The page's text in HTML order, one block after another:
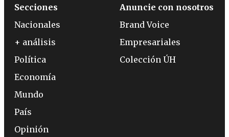
Secciones
Nacionales
+ análisis
Política
Economía
Mundo
País
Opinión
Anuncie con nosotros
Brand Voice
Empresariales
Colección ÚH